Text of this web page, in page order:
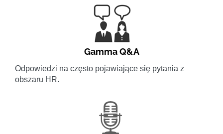
Gamma Q&A
Odpowiedzi na często pojawiające się pytania z
obszaru HR.